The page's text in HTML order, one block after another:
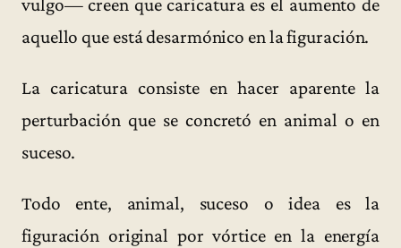
aquello que está desarmónico en la figuración.
La caricatura consiste en hacer aparente la
perturbación que se concretó en animal o en
suceso.
Todo ente, animal, suceso o idea es la
figuración original por vórtice en la energía